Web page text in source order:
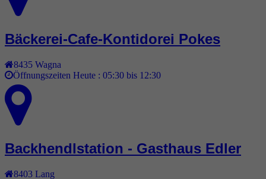
Bäckerei-Cafe-Kontidorei Pokes
8435 Wagna
Öffnungszeiten Heute : 05:30 bis 12:30
Backhendlstation - Gasthaus Edler
8403 Lang